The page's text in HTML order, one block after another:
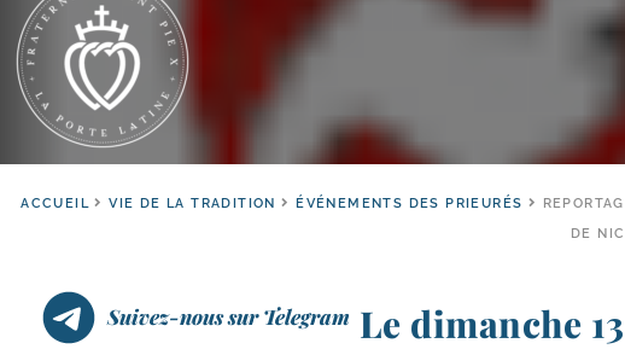
ACCUEIL VIE DE LA TRADITION ÉVÉNEMENTS DES PRIEURÉS
DE
Suivez-nous sur Telegram Le dimanche